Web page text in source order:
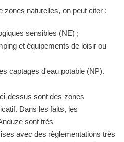
zones naturelles, on peut citer :
sensibles (NE) ;
et équipements de loisir ou
captages d'eau potable (NP).
dessus sont des zones
Dans les faits, les
sont très
avec des règlementations très